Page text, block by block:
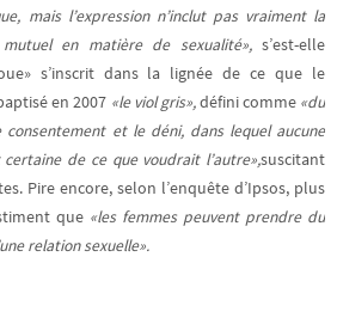
mais l’expression n’inclut pas vraiment la
en matière de sexualité»,s’est-elle
s’inscrit dans la lignée de ce que le
en 2007 «le viol gris»,défini comme«du
et le déni, dans lequel aucune
de ce que voudrait l’autre»,suscitant
Pire encore, selon l’enquête d’Ipsos, plus
que «les femmes peuvent prendre du
relation sexuelle».